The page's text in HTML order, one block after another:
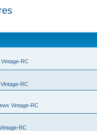
RC
RC
Vintage-RC
RC